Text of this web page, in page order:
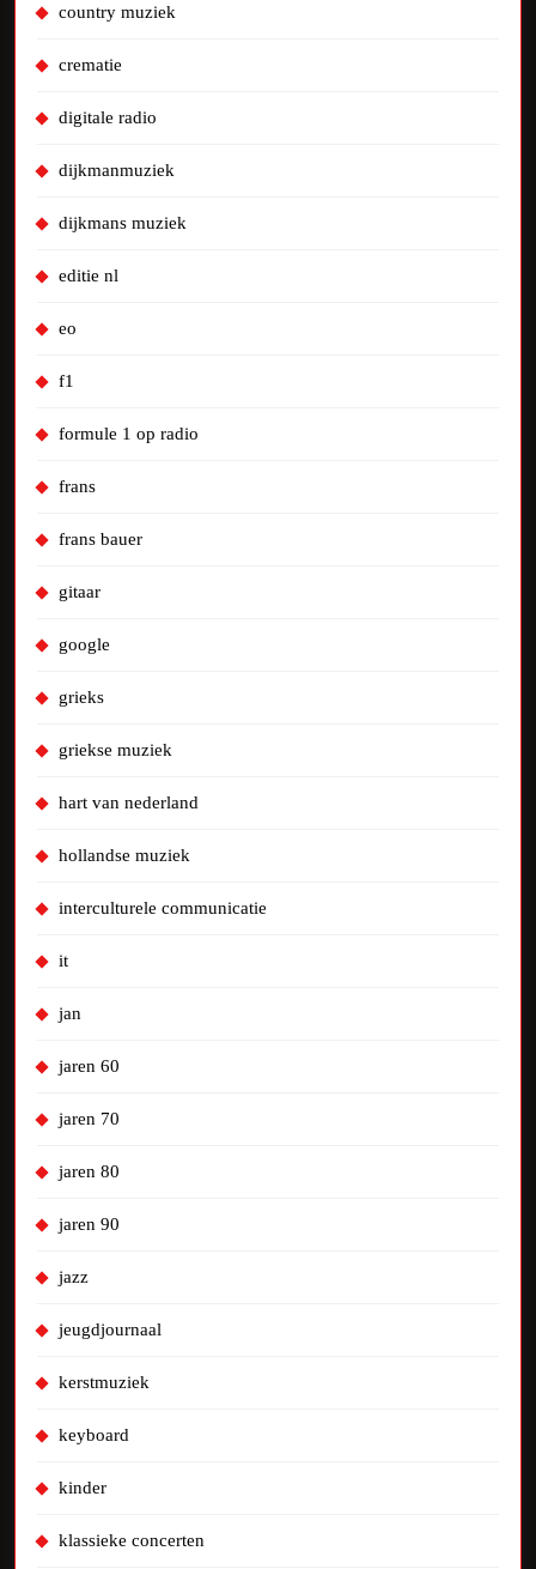
country muziek
crematie
digitale radio
dijkmanmuziek
dijkmans muziek
editie nl
eo
f1
formule 1 op radio
frans
frans bauer
gitaar
google
grieks
griekse muziek
hart van nederland
hollandse muziek
interculturele communicatie
it
jan
jaren 60
jaren 70
jaren 80
jaren 90
jazz
jeugdjournaal
kerstmuziek
keyboard
kinder
klassieke concerten